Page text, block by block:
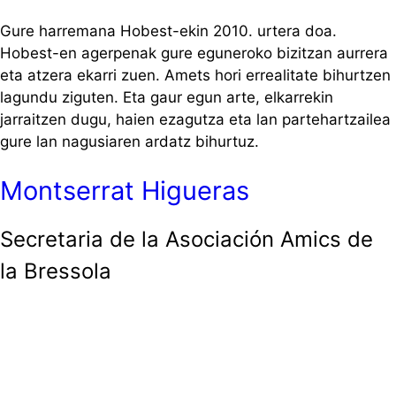
Gure harremana Hobest-ekin 2010. urtera doa.
Hobest-en agerpenak gure eguneroko bizitzan aurrera
eta atzera ekarri zuen. Amets hori errealitate bihurtzen
lagundu ziguten. Eta gaur egun arte, elkarrekin
jarraitzen dugu, haien ezagutza eta lan partehartzailea
gure lan nagusiaren ardatz bihurtuz.
Montserrat Higueras
Secretaria de la Asociación Amics de
la Bressola